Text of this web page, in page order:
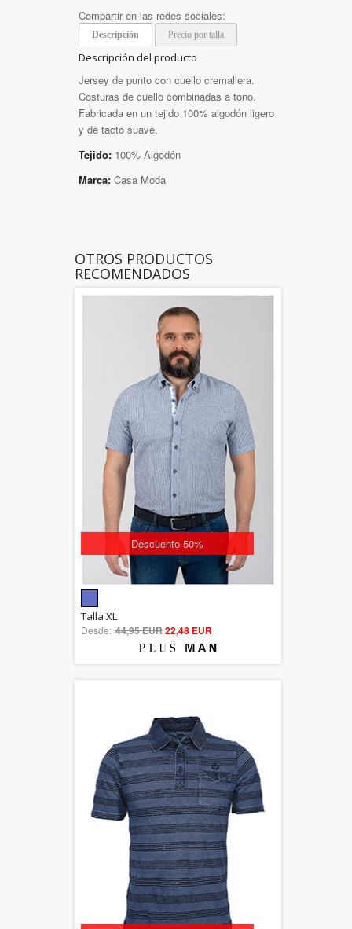
Compartir en las redes sociales:
Descripción Precio por talla
Descripción del producto
Jersey de punto con cuello cremallera.
Costuras de cuello combinadas a tono.
Fabricada en un tejido 100% algodón ligero
y de tacto suave.
Tejido: 100% Algodón
Marca: Casa Moda
OTROS PRODUCTOS
RECOMENDADOS
Descuento 50%
out of 5
Talla XL
Desde: 44,95 EUR22,48 EUR